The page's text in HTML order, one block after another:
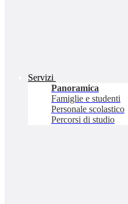
Servizi
Panoramica
Famiglie e studenti
Personale scolastico
Percorsi di studio